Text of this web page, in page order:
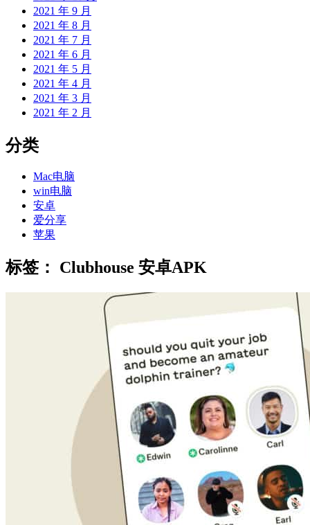
2021 年 9 月
2021 年 8 月
2021 年 7 月
2021 年 6 月
2021 年 5 月
2021 年 4 月
2021 年 3 月
2021 年 2 月
分类
Mac电脑
win电脑
安卓
爱分享
苹果
标签： Clubhouse 安卓APK